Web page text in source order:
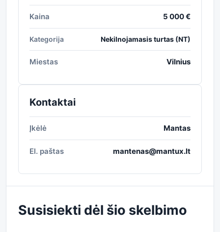
Kaina 5 000 €
Kategorija Nekilnojamasis turtas (NT)
Miestas Vilnius
Kontaktai
Įkėlė Mantas
El. paštas mantenas@mantux.lt
Susisiekti dėl šio skelbimo